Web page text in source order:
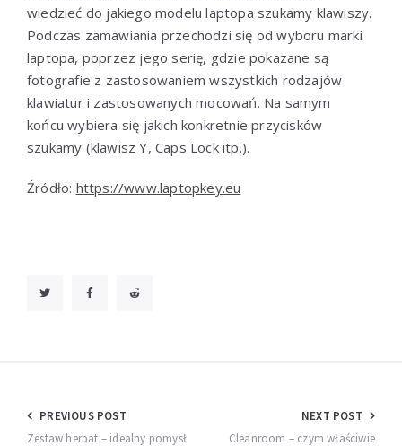
wiedzieć do jakiego modelu laptopa szukamy klawiszy.
Podczas zamawiania przechodzi się od wyboru marki
laptopa, poprzez jego serię, gdzie pokazane są
fotografie z zastosowaniem wszystkich rodzajów
klawiatur i zastosowanych mocowań. Na samym
końcu wybiera się jakich konkretnie przycisków
szukamy (klawisz Y, Caps Lock itp.).
Źródło: https://www.laptopkey.eu
Nawigacja
PREVIOUS POST
Zestaw herbat – idealny pomysł
NEXT POST
Cleanroom – czym właściwie